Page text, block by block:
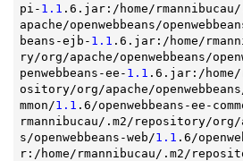
pi- 1.1 .6.jar:/home/
apache/openwebbeans/
beans-ejb- 1.1 .6.jar:/home/
ry/org/apache/openwebbeans/
penwebbeans-ee- 1.1 .6.jar:/home/
ository/org/apache/
mmon/1.1 .6/openwebbeans-ee-
rmannibucau/.m2/repository/org/
s/openwebbeans-web/1.1 .6/
r:/home/rmannibucau/.m2/